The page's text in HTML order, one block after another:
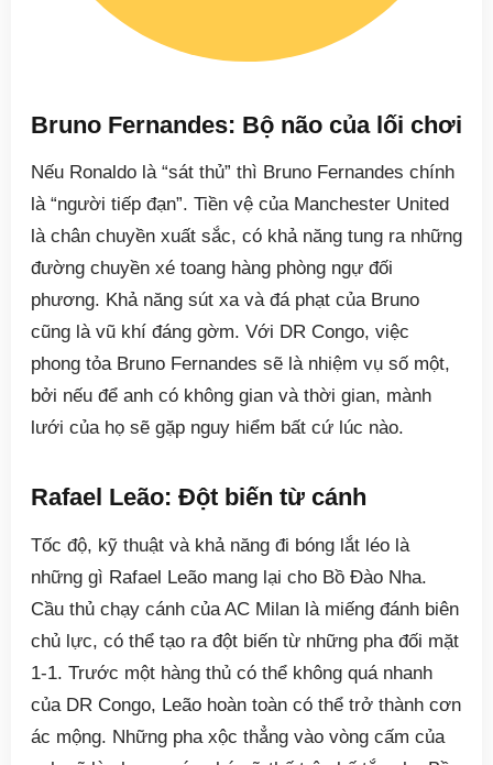
Bruno Fernandes: Bộ não của lối chơi
Nếu Ronaldo là “sát thủ” thì Bruno Fernandes chính
là “người tiếp đạn”. Tiền vệ của Manchester United
là chân chuyền xuất sắc, có khả năng tung ra những
đường chuyền xé toang hàng phòng ngự đối
phương. Khả năng sút xa và đá phạt của Bruno
cũng là vũ khí đáng gờm. Với DR Congo, việc
phong tỏa Bruno Fernandes sẽ là nhiệm vụ số một,
bởi nếu để anh có không gian và thời gian, mành
lưới của họ sẽ gặp nguy hiểm bất cứ lúc nào.
Rafael Leão: Đột biến từ cánh
Tốc độ, kỹ thuật và khả năng đi bóng lắt léo là
những gì Rafael Leão mang lại cho Bồ Đào Nha.
Cầu thủ chạy cánh của AC Milan là miếng đánh biên
chủ lực, có thể tạo ra đột biến từ những pha đối mặt
1-1. Trước một hàng thủ có thể không quá nhanh
của DR Congo, Leão hoàn toàn có thể trở thành cơn
ác mộng. Những pha xộc thẳng vào vòng cấm của